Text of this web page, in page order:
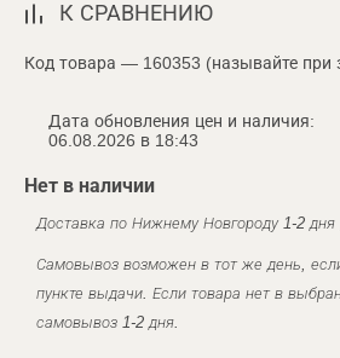
К СРАВНЕНИЮ
Код товара — 160353 (называйте при
Дата обновления цен и наличия:
06.08.2026 в 18:43
Нет в наличии
Доставка по Нижнему Новгороду 1-2 дня
Самовывоз возможен в тот же день,
пункте выдачи. Если товара нет в
самовывоз 1-2 дня.